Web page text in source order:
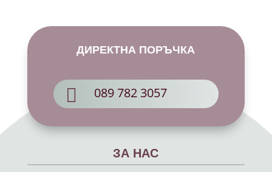
ДИРЕКТНА ПОРЪЧКА
 089 782 3057
ЗА НАС